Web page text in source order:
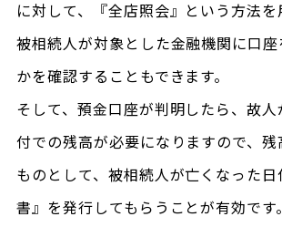
に対して、『全店照会』という方法を
被相続人が対象とした金融機関に口
かを確認することもできます。
そして、預金口座が判明したら、故
付での残高が必要になりますので、
ものとして、被相続人が亡くなった
書』を発行してもらうことが有効です。